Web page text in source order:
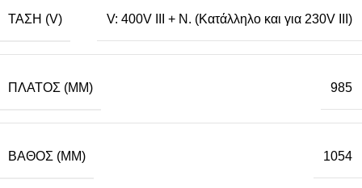
ΤΆΣΗ (V) V: 400V III + N. (Κατάλληλο και για 230V III)
ΠΛΆΤΟΣ (MM) 985
ΒΆΘΟΣ (MM) 1054